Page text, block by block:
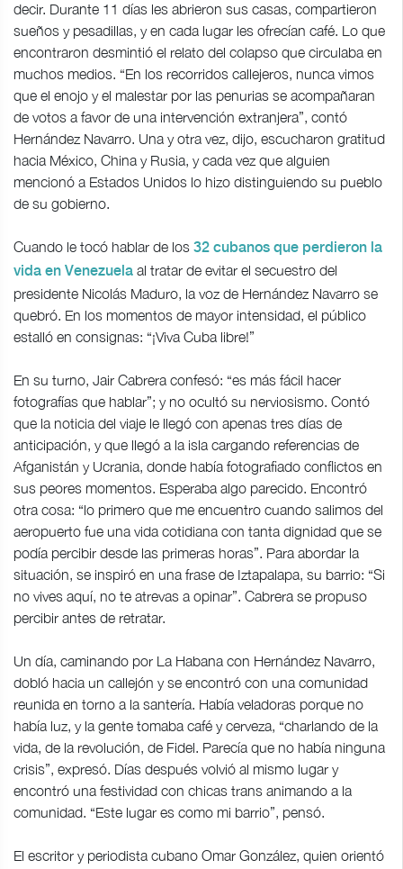
decir. Durante 11 días les abrieron sus casas, compartieron
sueños y pesadillas, y en cada lugar les ofrecían café. Lo que
encontraron desmintió el relato del colapso que circulaba en
muchos medios. “En los recorridos callejeros, nunca vimos
que el enojo y el malestar por las penurias se acompañaran
de votos a favor de una intervención extranjera”, contó
Hernández Navarro. Una y otra vez, dijo, escucharon gratitud
hacia México, China y Rusia, y cada vez que alguien
mencionó a Estados Unidos lo hizo distinguiendo su pueblo
de su gobierno.
Cuando le tocó hablar de los 32 cubanos que perdieron la
vida en Venezuela al tratar de evitar el secuestro del
presidente Nicolás Maduro, la voz de Hernández Navarro se
quebró. En los momentos de mayor intensidad, el público
estalló en consignas: “¡Viva Cuba libre!”
En su turno, Jair Cabrera confesó: “es más fácil hacer
fotografías que hablar”; y no ocultó su nerviosismo. Contó
que la noticia del viaje le llegó con apenas tres días de
anticipación, y que llegó a la isla cargando referencias de
Afganistán y Ucrania, donde había fotografiado conflictos en
sus peores momentos. Esperaba algo parecido. Encontró
otra cosa: “lo primero que me encuentro cuando salimos del
aeropuerto fue una vida cotidiana con tanta dignidad que se
podía percibir desde las primeras horas”. Para abordar la
situación, se inspiró en una frase de Iztapalapa, su barrio: “Si
no vives aquí, no te atrevas a opinar”. Cabrera se propuso
percibir antes de retratar.
Un día, caminando por La Habana con Hernández Navarro,
dobló hacia un callejón y se encontró con una comunidad
reunida en torno a la santería. Había veladoras porque no
había luz, y la gente tomaba café y cerveza, “charlando de la
vida, de la revolución, de Fidel. Parecía que no había ninguna
crisis”, expresó. Días después volvió al mismo lugar y
encontró una festividad con chicas trans animando a la
comunidad. “Este lugar es como mi barrio”, pensó.
El escritor y periodista cubano Omar González, quien orientó